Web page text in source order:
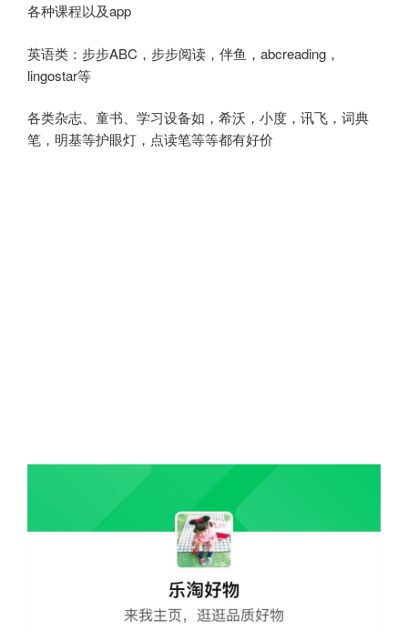
各种课程以及app
英语类：步步ABC，步步阅读，伴鱼，abcreading，
lingostar等
各类杂志、童书、学习设备如，希沃，小度，讯飞，词典
笔，明基等护眼灯，点读笔等等都有好价